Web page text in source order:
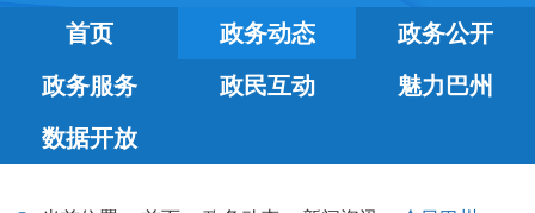
首页 政务动态
政务公开
政务服务
政民互动
魅力巴州
数据开放